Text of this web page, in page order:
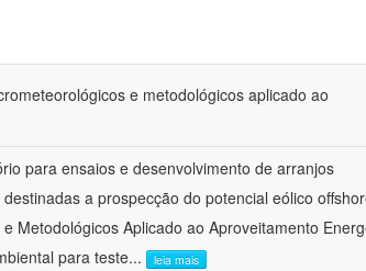
e metodológicos aplicado ao
para ensaios e desenvolvimento de arranjos
a prospecção do potencial eólico
Metodológicos Aplicado ao Aproveitamento
para teste... leia mais